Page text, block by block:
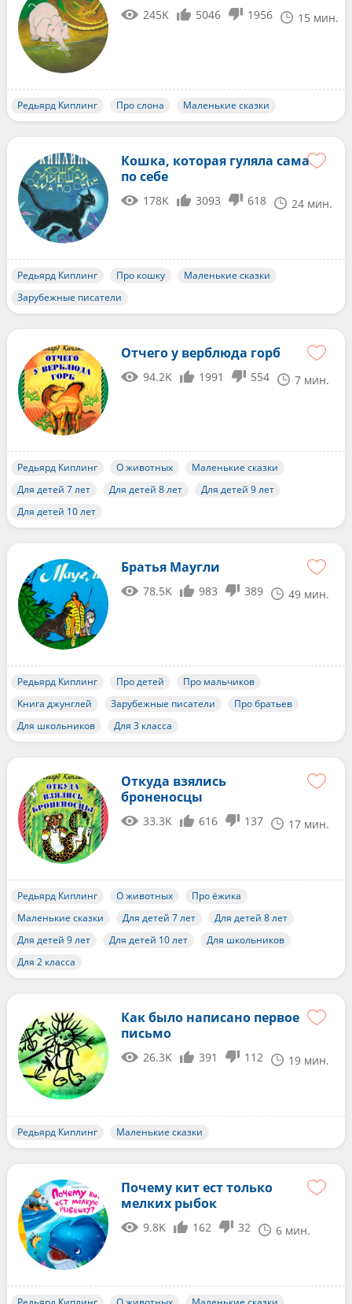
245K 5046 1956 15 мин.
Редьярд Киплинг Про слона Маленькие сказки
Кошка, которая гуляла сама
по себе
178K 3093 618 24 мин.
Редьярд Киплинг Про кошку
Маленькие сказки
Зарубежные писатели
Отчего у верблюда горб
94.2K 1991 554 7 мин.
Редьярд Киплинг О животных
Маленькие сказки
Для детей 7 лет
Для детей 8 лет
Для детей 9 лет
Для детей 10 лет
Братья Маугли
78.5K 983 389 49 мин.
Редьярд Киплинг Про детей
Про мальчиков
Книга джунглей
Зарубежные писатели
Про братьев
Для школьников
Для 3 класса
Откуда взялись
броненосцы
33.3K 616 137 17 мин.
Редьярд Киплинг О животных
Про ёжика
Маленькие сказки
Для детей 7 лет
Для детей 8 лет
Для детей 9 лет
Для детей 10 лет
Для школьников
Для 2 класса
Как было написано первое
письмо
26.3K 391 112 19 мин.
Редьярд Киплинг Маленькие сказки
Почему кит ест только
мелких рыбок
9.8K 162 32 6 мин.